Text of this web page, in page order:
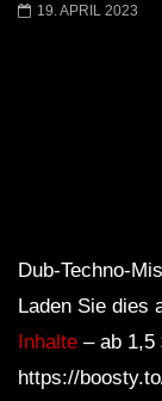
19. APRIL 2023
Dub-Techno-
Laden Sie dies
Inhalte – ab 1,5
https://